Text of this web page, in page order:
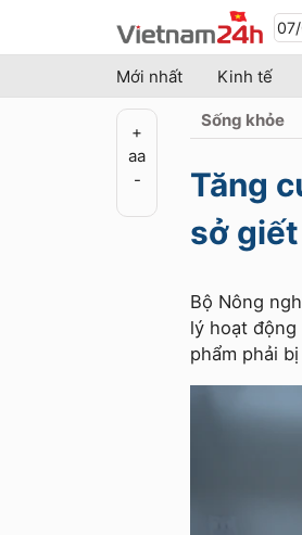
Mới nhất Kinh tế
+
aa
-
Sống khỏe
Tăng
sở
Bộ Nông
lý hoạt
phẩm phải